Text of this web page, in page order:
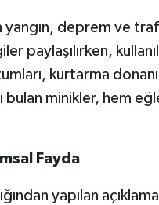
deprem ve
paylaşılırken,
kurtarma
bulan minikler, hem
Fayda
yapılan